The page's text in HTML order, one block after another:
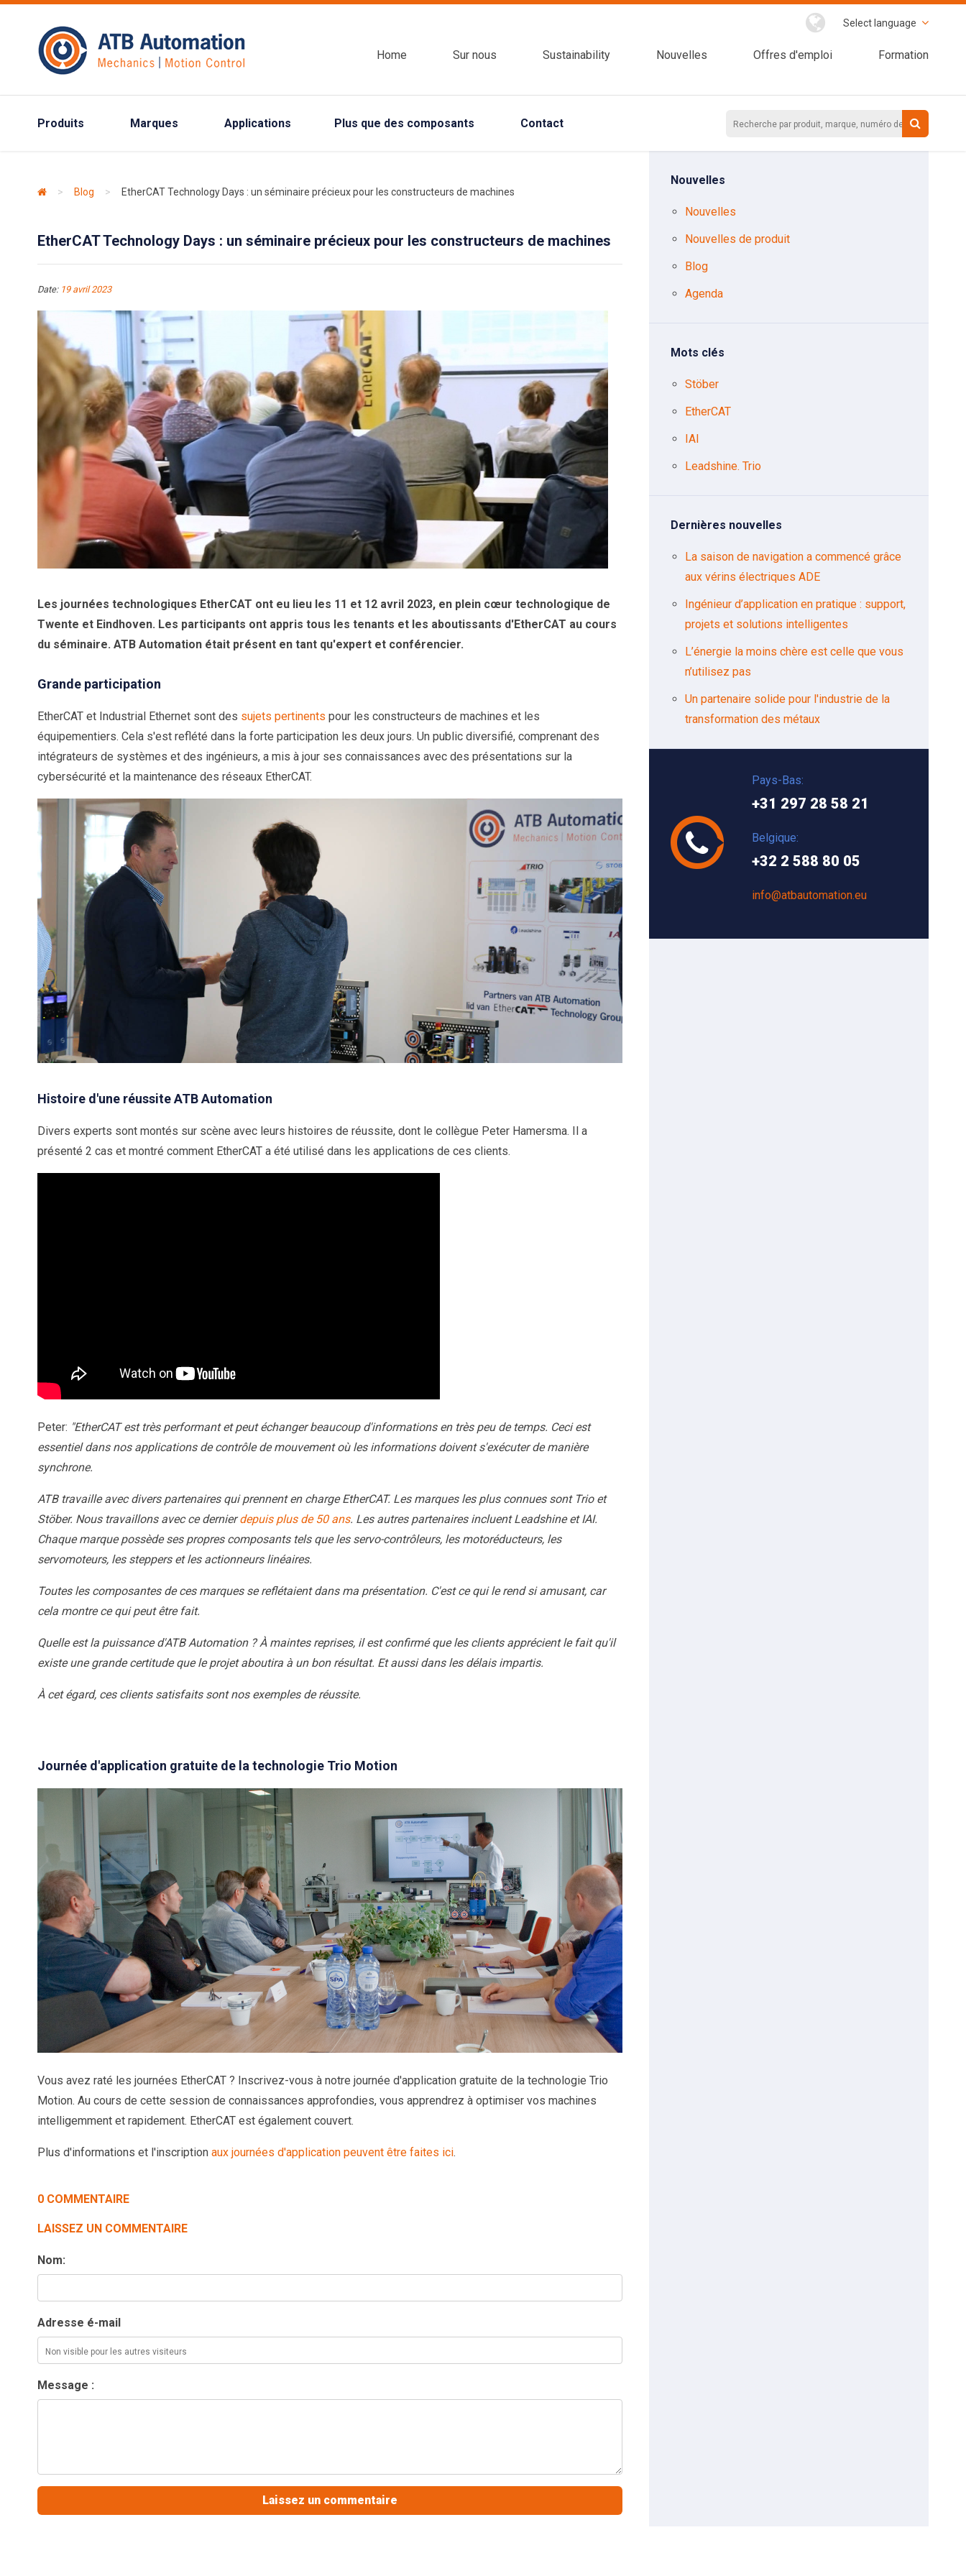
Select language
Home Sur nous Sustainability Nouvelles Offres d'emploi Formation
Produits Marques Applications Plus que des composants Contact
> Blog > EtherCAT Technology Days : un séminaire précieux pour les constructeurs de machines
EtherCAT Technology Days : un séminaire précieux pour les constructeurs de machines
Date: 19 avril 2023
Les journées technologiques EtherCAT ont eu lieu les 11 et 12 avril 2023, en plein cœur technologique de
Twente et Eindhoven. Les participants ont appris tous les tenants et les aboutissants d'EtherCAT au cours
du séminaire. ATB Automation était présent en tant qu'expert et conférencier.
Grande participation
EtherCAT et Industrial Ethernet sont des sujets pertinents pour les constructeurs de machines et les
équipementiers. Cela s'est reflété dans la forte participation les deux jours. Un public diversifié, comprenant des
intégrateurs de systèmes et des ingénieurs, a mis à jour ses connaissances avec des présentations sur la
cybersécurité et la maintenance des réseaux EtherCAT.
Histoire d'une réussite ATB Automation
Divers experts sont montés sur scène avec leurs histoires de réussite, dont le collègue Peter Hamersma. Il a
présenté 2 cas et montré comment EtherCAT a été utilisé dans les applications de ces clients.
Peter: "EtherCAT est très performant et peut échanger beaucoup d'informations en très peu de temps. Ceci est
essentiel dans nos applications de contrôle de mouvement où les informations doivent s'exécuter de manière
synchrone.
ATB travaille avec divers partenaires qui prennent en charge EtherCAT. Les marques les plus connues sont Trio et
Stöber. Nous travaillons avec ce dernierdepuis plus de 50 ans. Les autres partenaires incluent Leadshine et IAI.
Chaque marque possède ses propres composants tels que les servo-contrôleurs, les motoréducteurs, les
servomoteurs, les steppers et les actionneurs linéaires.
Toutes les composantes de ces marques se reflétaient dans ma présentation. C'est ce qui le rend si amusant, car
cela montre ce qui peut être fait.
Quelle est la puissance d'ATB Automation ? À maintes reprises, il est confirmé que les clients apprécient le fait qu'il
existe une grande certitude que le projet aboutira à un bon résultat. Et aussi dans les délais impartis.
À cet égard, ces clients satisfaits sont nos exemples de réussite.
Journée d'application gratuite de la technologie Trio Motion
Vous avez raté les journées EtherCAT ? Inscrivez-vous à notre journée d'application gratuite de la technologie Trio
Motion. Au cours de cette session de connaissances approfondies, vous apprendrez à optimiser vos machines
intelligemment et rapidement. EtherCAT est également couvert.
Plus d'informations et l'inscription aux journées d'application peuvent être faites ici.
0 COMMENTAIRE
LAISSEZ UN COMMENTAIRE
Nom:
Adresse é-mail
Message :
Nouvelles
Nouvelles
Nouvelles de produit
Blog
Agenda
Mots clés
Stöber
EtherCAT
IAI
Leadshine. Trio
Dernières nouvelles
La saison de navigation a commencé grâce
aux vérins électriques ADE
Ingénieur d’application en pratique : support,
projets et solutions intelligentes
L’énergie la moins chère est celle que vous
n’utilisez pas
Un partenaire solide pour l'industrie de la
transformation des métaux
Pays-Bas:
+31 297 28 58 21
Belgique:
+32 2 588 80 05
info@atbautomation.eu